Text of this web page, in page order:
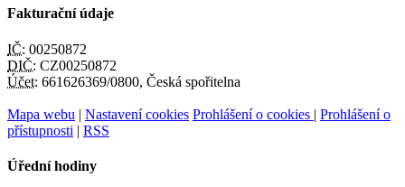
Fakturační údaje
IČ: 00250872
DIČ: CZ00250872
Účet: 661626369/0800, Česká spořitelna
Mapa webu | Nastavení cookies Prohlášení o cookies | Prohlášení o
přístupnosti | RSS
Úřední hodiny